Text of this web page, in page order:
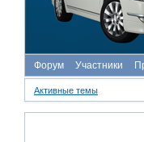
Форум Участники
Активные темы